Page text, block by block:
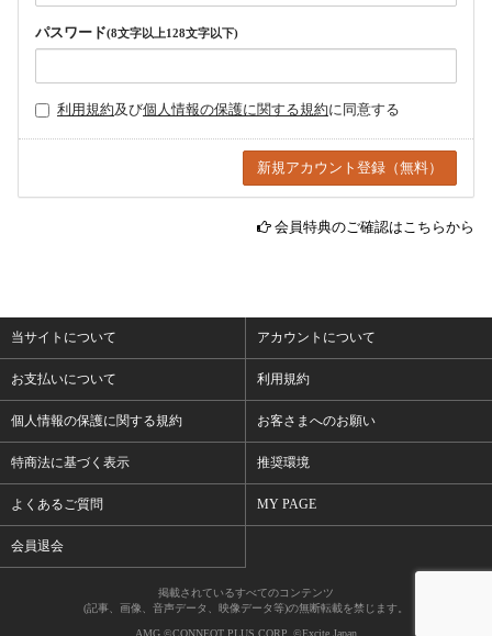
パスワード(8文字以上128文字以下)
利用規約及び個人情報の保護に関する規約に同意する
会員特典のご確認はこちらから
当サイトについて アカウントについて
お支払いについて 利用規約
個人情報の保護に関する規約 お客さまへのお願い
特商法に基づく表示 推奨環境
よくあるご質問 MY PAGE
会員退会
掲載されているすべてのコンテンツ
(記事、画像、音声データ、映像データ等)の無断転載を禁じます。
AMG ©CONNEQT PLUS CORP. ©Excite Japan